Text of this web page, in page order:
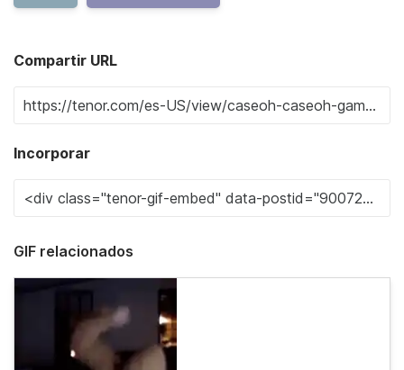
Compartir URL
Incorporar
GIF relacionados